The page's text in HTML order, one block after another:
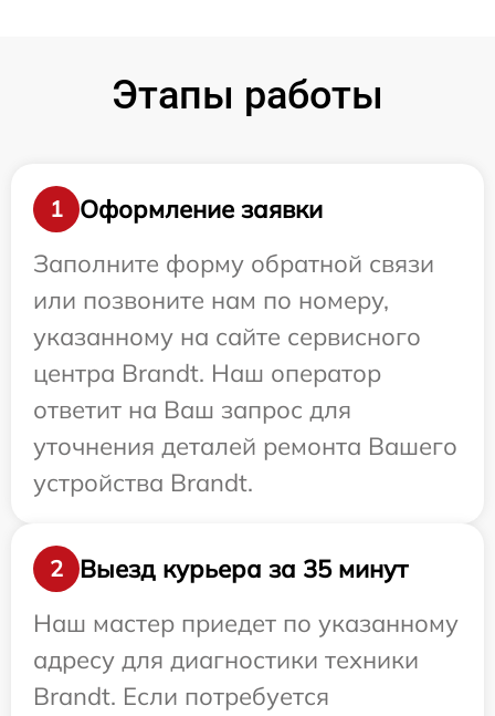
Этапы работы
1
Оформление заявки
Заполните форму обратной связи
или позвоните нам по номеру,
указанному на сайте сервисного
центра Brandt. Наш оператор
ответит на Ваш запрос для
уточнения деталей ремонта Вашего
устройства Brandt.
2
Выезд курьера за 35 минут
Наш мастер приедет по указанному
адресу для диагностики техники
Brandt. Если потребуется